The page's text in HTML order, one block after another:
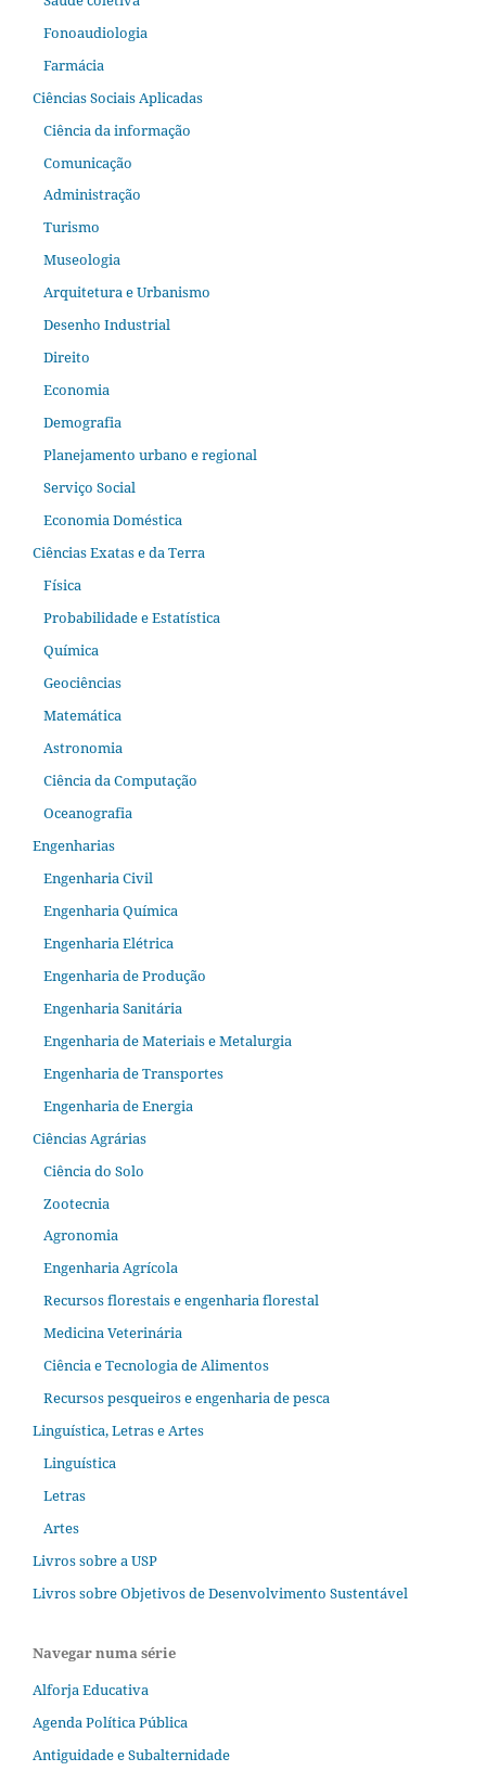
Fonoaudiologia
Farmácia
Ciências Sociais Aplicadas
Ciência da informação
Comunicação
Administração
Turismo
Museologia
Arquitetura e Urbanismo
Desenho Industrial
Direito
Economia
Demografia
Planejamento urbano e regional
Serviço Social
Economia Doméstica
Ciências Exatas e da Terra
Física
Probabilidade e Estatística
Química
Geociências
Matemática
Astronomia
Ciência da Computação
Oceanografia
Engenharias
Engenharia Civil
Engenharia Química
Engenharia Elétrica
Engenharia de Produção
Engenharia Sanitária
Engenharia de Materiais e Metalurgia
Engenharia de Transportes
Engenharia de Energia
Ciências Agrárias
Ciência do Solo
Zootecnia
Agronomia
Engenharia Agrícola
Recursos florestais e engenharia florestal
Medicina Veterinária
Ciência e Tecnologia de Alimentos
Recursos pesqueiros e engenharia de pesca
Linguística, Letras e Artes
Linguística
Letras
Artes
Livros sobre a USP
Livros sobre Objetivos de Desenvolvimento Sustentável
Navegar numa série
Alforja Educativa
Agenda Política Pública
Antiguidade e Subalternidade